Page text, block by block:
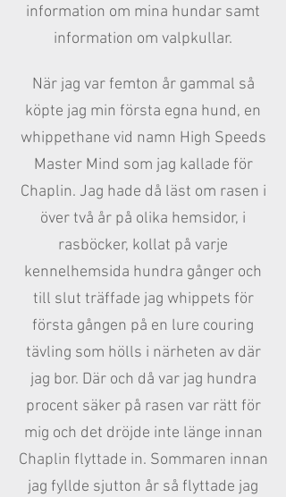
information om mina hundar samt
information om valpkullar.
När jag var femton år gammal så
köpte jag min första egna hund, en
whippethane vid namn High Speeds
Master Mind som jag kallade för
Chaplin. Jag hade då läst om rasen i
över två år på olika hemsidor, i
rasböcker, kollat på varje
kennelhemsida hundra gånger och
till slut träffade jag whippets för
första gången på en lure couring
tävling som hölls i närheten av där
jag bor. Där och då var jag hundra
procent säker på rasen var rätt för
mig och det dröjde inte länge innan
Chaplin flyttade in. Sommaren innan
jag fyllde sjutton år så flyttade jag